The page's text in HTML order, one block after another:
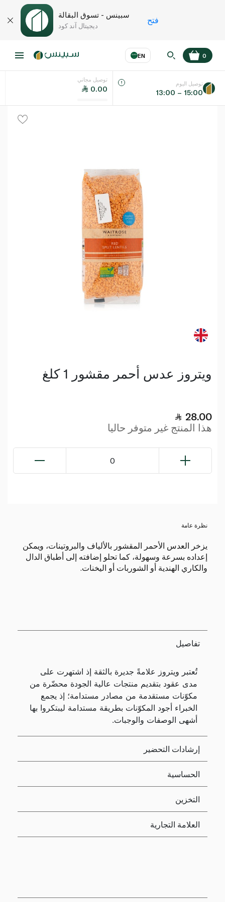
سبينس - تسوق البقالة
ديجيتال آند كود
فتح
EN
اللغة عر
0
توصيل مجاني
0.00
توصيل اليوم
13:00 – 15:00
ويتروز عدس أحمر مقشور 1 كلغ
28.00
هذا المنتج غير متوفر حاليا
0
نظرة عامة
يزخر العدس الأحمر المقشور بالألياف والبروتينات، ويمكن
إعداده بسرعة وسهولة، كما تحلو إضافته إلى أطباق الدال
والكاري الهندية أو الشوربات أو اليخنات.
تفاصيل
تُعتبر ويتروز علامةً جديرة بالثقة إذ اشتهرت على
مدى عقود بتقديم منتجات عالية الجودة محضّرة من
مكوّنات مستقدمة من مصادر مستدامة؛ إذ يجمع
الخبراء أجود المكوّنات بطريقة مستدامة ليبتكروا بها
أشهى الوصفات والوجبات.
إرشادات التحضير
الحساسية
التخزين
العلامة التجارية